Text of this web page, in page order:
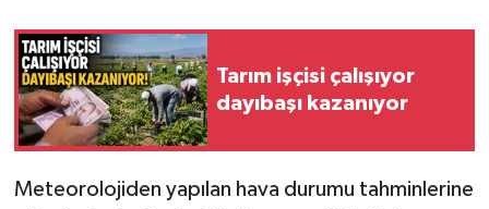
Tarım işçisi çalışıyor
dayıbaşı kazanıyor
Meteorolojiden yapılan hava durumu tahminlerine